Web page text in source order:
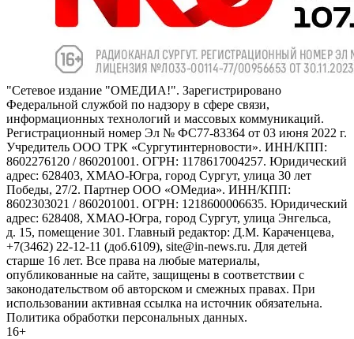
"Сетевое издание "ОМЕДИА!". Зарегистрировано
Федеральной службой по надзору в сфере связи,
информационных технологий и массовых коммуникаций.
Регистрационный номер Эл № ФС77-83364 от 03 июня 2022 г.
Учредитель ООО ТРК «Сургутинтерновости». ИНН/КПП:
8602276120 / 860201001. ОГРН: 1178617004257. Юридический
адрес: 628403, ХМАО-Югра, город Сургут, улица 30 лет
Победы, 27/2. Партнер ООО «ОМедиа». ИНН/КПП:
8602303021 / 860201001. ОГРН: 1218600006635. Юридический
адрес: 628408, ХМАО-Югра, город Сургут, улица Энгельса,
д. 15, помещение 301. Главный редактор: Д.М. Караченцева,
+7(3462) 22-12-11 (доб.6109), site@in-news.ru. Для детей
старше 16 лет. Все права на любые материалы,
опубликованные на сайте, защищены в соответствии с
законодательством об авторском и смежных правах. При
использовании активная ссылка на источник обязательна.
Политика обработки персональных данных.
16+